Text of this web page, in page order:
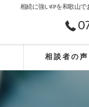
相続に強いFPを和歌山
相談者の声